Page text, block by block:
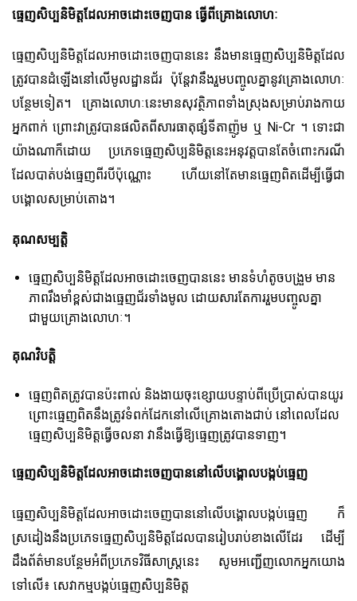
ធ្មេញសិប្បនិមិត្តដែលអាចដោះចេញបាន ធ្វើពីគ្រោងលោហៈ
ធ្មេញសិប្បនិមិត្តដែលអាចដោះចេញបាននេះ នឹងមានធ្មេញសិប្បនិមិត្តដែល
ត្រូវបានដំឡើងនៅលើមូលដ្ឋានជ័រ ប៉ុន្តែវានឹងរួមបញ្ចូលគ្នានូវគ្រោងលោហៈ
បន្ថែមទៀត។ គ្រោងលោហៈនេះមានសុវត្ថិភាពទាំងស្រុងសម្រាប់រាងកាយ
អ្នកពាក់ ព្រោះវាត្រូវបានផលិតពីសារធាតុផ្សំទីតាញ៉ូម ឬ Ni-Cr ។ ទោះជា
យ៉ាងណាក៏ដោយ ប្រភេទធ្មេញសិប្បនិមិត្តនេះអនុវត្តបានតែចំពោះករណី
ដែលបាត់បង់ធ្មេញពីរបីប៉ុណ្ណោះ ហើយនៅតែមានធ្មេញពិតដើម្បីធ្វើជា
បង្គោលសម្រាប់តោង។
គុណសម្បត្តិ
ធ្មេញសិប្បនិមិត្តដែលអាចដោះចេញបាននេះ មានទំហំតូចបង្រួម មាន
ភាពរឹងមាំខ្ពស់ជាងធ្មេញជ័រទាំងមូល ដោយសារតែការរួមបញ្ចូលគ្នា
ជាមួយគ្រោងលោហៈ។
គុណវិបត្តិ
ធ្មេញពិតត្រូវបានប៉ះពាល់ និងងាយចុះខ្សោយបន្ទាប់ពីប្រើប្រាស់បានយូរ
ព្រោះធ្មេញពិតនឹងត្រូវទំពក់ដែកនៅលើគ្រោងតោងជាប់ នៅពេលដែល
ធ្មេញសិប្បនិមិត្តធ្វើចលនា វានឹងធ្វើឱ្យធ្មេញត្រូវបានទាញ។
ធ្មេញសិប្បនិមិត្តដែលអាចដោះចេញបាននៅលើបង្គោលបង្កប់​ធ្មេញ
ធ្មេញសិប្បនិមិត្តដែលអាចដោះចេញបាននៅលើបង្គោលបង្កប់​ធ្មេញ ក៏
ស្រដៀងនឹងប្រភេទធ្មេញសិប្បនិមិត្តដែលបានរៀបរាប់ខាងលើដែរ ដើម្បី
ដឹងព័ត៌មានបន្ថែមអំពីប្រភេទវិធីសាស្រ្តនេះ សូមអញ្ជើញលោកអ្នកយោង
ទៅលើ៖ សេវាកម្មបង្កប់​ធ្មេញ​សិប្បនិមិត្ត